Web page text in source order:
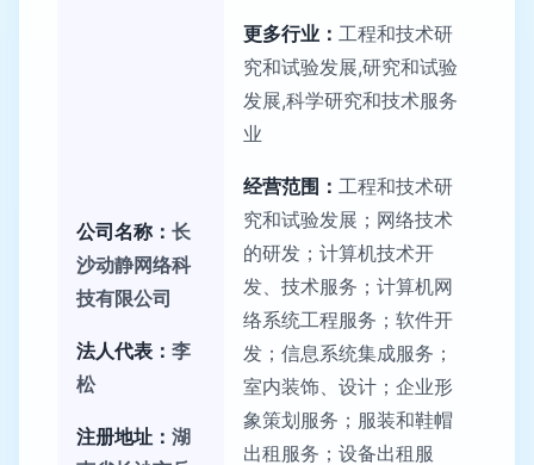
公司名称： 长
沙动静网络科
技有限公司
法人代表： 李
松
注册地址： 湖
更多行业： 工程和技术研
究和试验发展,研究和试验
发展,科学研究和技术服务
业
经营范围： 工程和技术研
究和试验发展；网络技术
的研发；计算机技术开
发、技术服务；计算机网
络系统工程服务；软件开
发；信息系统集成服务；
室内装饰、设计；企业形
象策划服务；服装和鞋帽
出租服务；设备出租服